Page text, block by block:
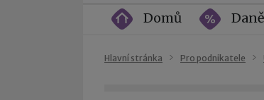
Domů
Hlavní stránka Pro podnikatele